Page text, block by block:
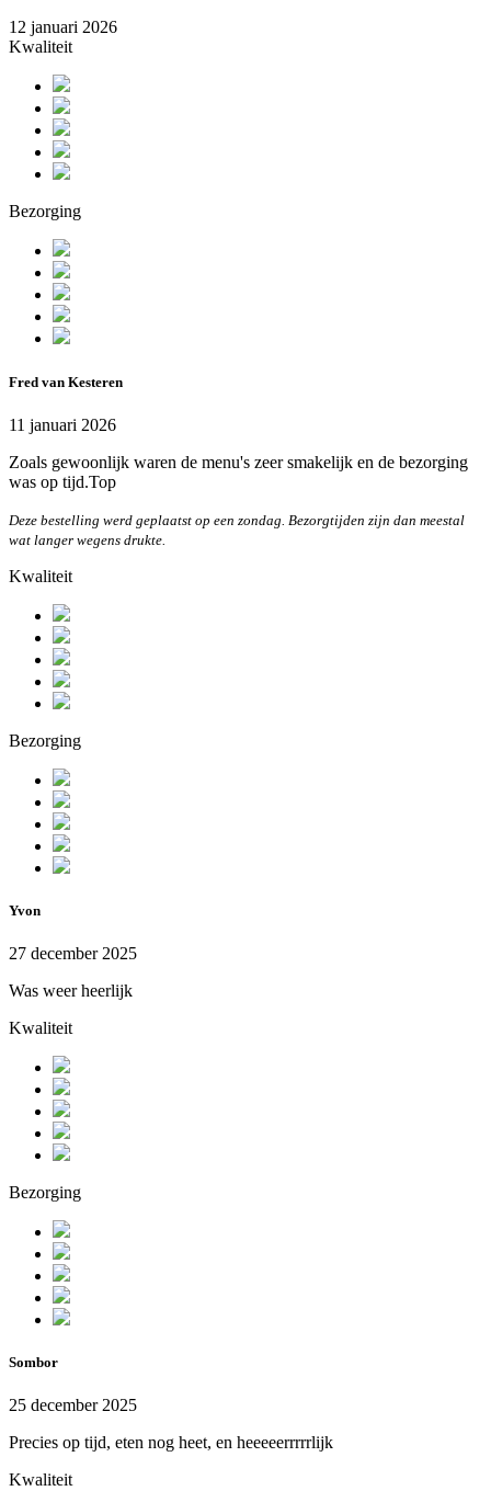
12 januari 2026
Kwaliteit
Bezorging
Fred van Kesteren
11 januari 2026
Zoals gewoonlijk waren de menu's zeer smakelijk en de bezorging
was op tijd.Top
Deze bestelling werd geplaatst op een zondag. Bezorgtijden zijn dan meestal
wat langer wegens drukte.
Kwaliteit
Bezorging
Yvon
27 december 2025
Was weer heerlijk
Kwaliteit
Bezorging
Sombor
25 december 2025
Precies op tijd, eten nog heet, en heeeeerrrrrlijk
Kwaliteit